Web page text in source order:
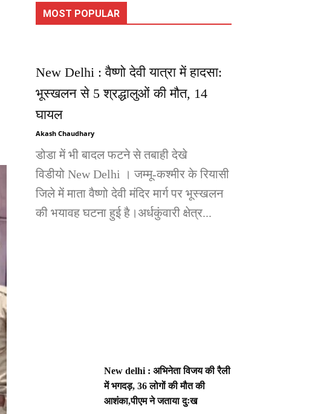
MOST POPULAR
New Delhi : वैष्णो देवी यात्रा में हादसा:
भूस्खलन से 5 श्रद्धालुओं की मौत, 14
घायल
Akash Chaudhary
डोडा में भी बादल फटने से तबाही देखे
विडीयो New Delhi । जम्मू-कश्मीर के रियासी
जिले में माता वैष्णो देवी मंदिर मार्ग पर भूस्खलन
की भयावह घटना हुई है।अर्धकुंवारी क्षेत्र...
New delhi : अभिनेता विजय की रैली
में भगदड़, 36 लोगों की मौत की
आशंका,पीएम ने जताया दुःख